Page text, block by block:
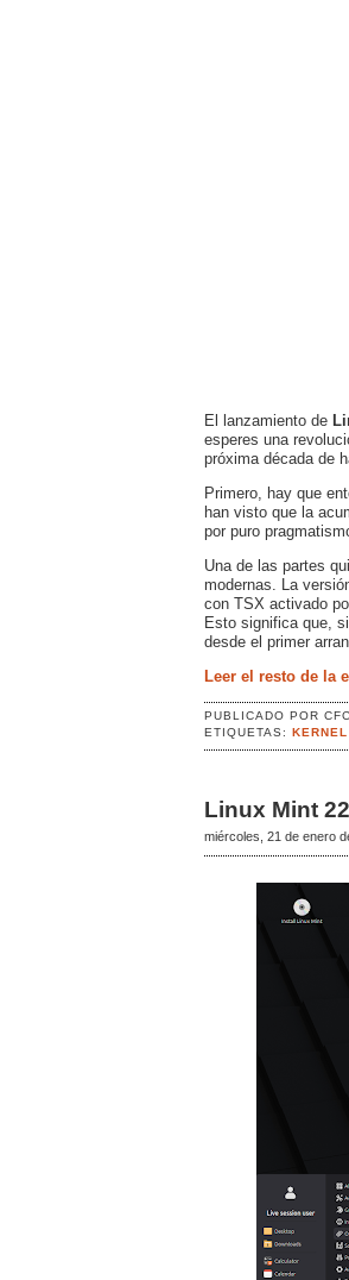
El lanzamiento de
esperes una
próxima década de
Primero, hay que
han visto que la
por puro
Una de las partes
modernas. La
con TSX activado
Esto significa que,
desde el primer
Leer el resto de la
PUBLICADO POR
ETIQUETAS:KERNEL
Linux Mint
miércoles, 21 de enero